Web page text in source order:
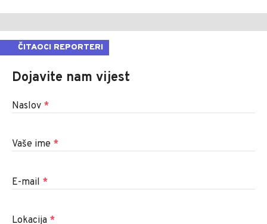
ČITAOCI REPORTERI
Dojavite nam vijest
Naslov *
Vaše ime *
E-mail *
Lokacija *